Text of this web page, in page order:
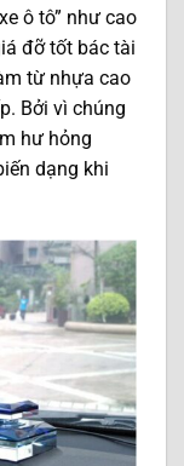
ô tô” như cao
đỡ tốt bác tài
từ nhựa cao
Bởi vì chúng
hư hỏng
dạng khi